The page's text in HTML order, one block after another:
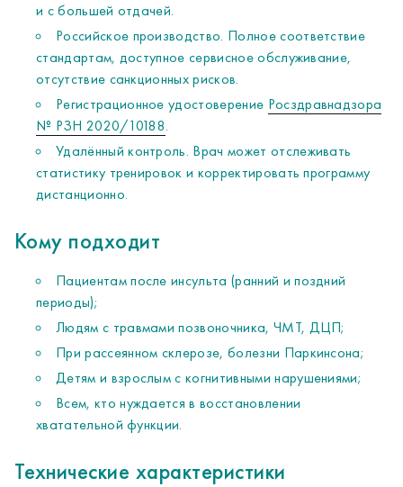
и с большей отдачей.
Российское производство. Полное соответствие
стандартам, доступное сервисное обслуживание,
отсутствие санкционных рисков.
Регистрационное удостоверение Росздравнадзора
№ РЗН 2020/10188.
Удалённый контроль. Врач может отслеживать
статистику тренировок и корректировать программу
дистанционно.
Кому подходит
Пациентам после инсульта (ранний и поздний
периоды);
Людям с травмами позвоночника, ЧМТ, ДЦП;
При рассеянном склерозе, болезни Паркинсона;
Детям и взрослым с когнитивными нарушениями;
Всем, кто нуждается в восстановлении
хватательной функции.
Технические характеристики